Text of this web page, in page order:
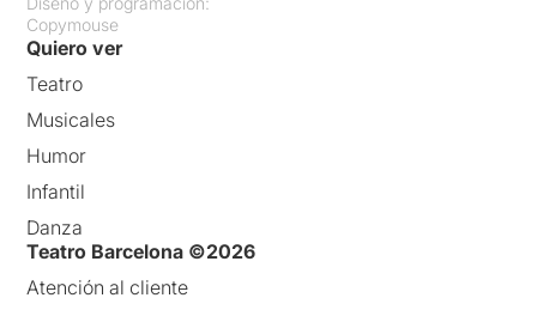
Copymouse
Quiero ver
Teatro
Musicales
Humor
Infantil
Danza
Teatro Barcelona ©2026
Atención al cliente